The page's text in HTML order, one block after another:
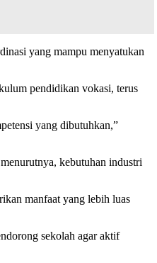
yang mampu menyatukan
pendidikan vokasi, terus
yang dibutuhkan,”
kebutuhan industri
manfaat yang lebih luas
sekolah agar aktif